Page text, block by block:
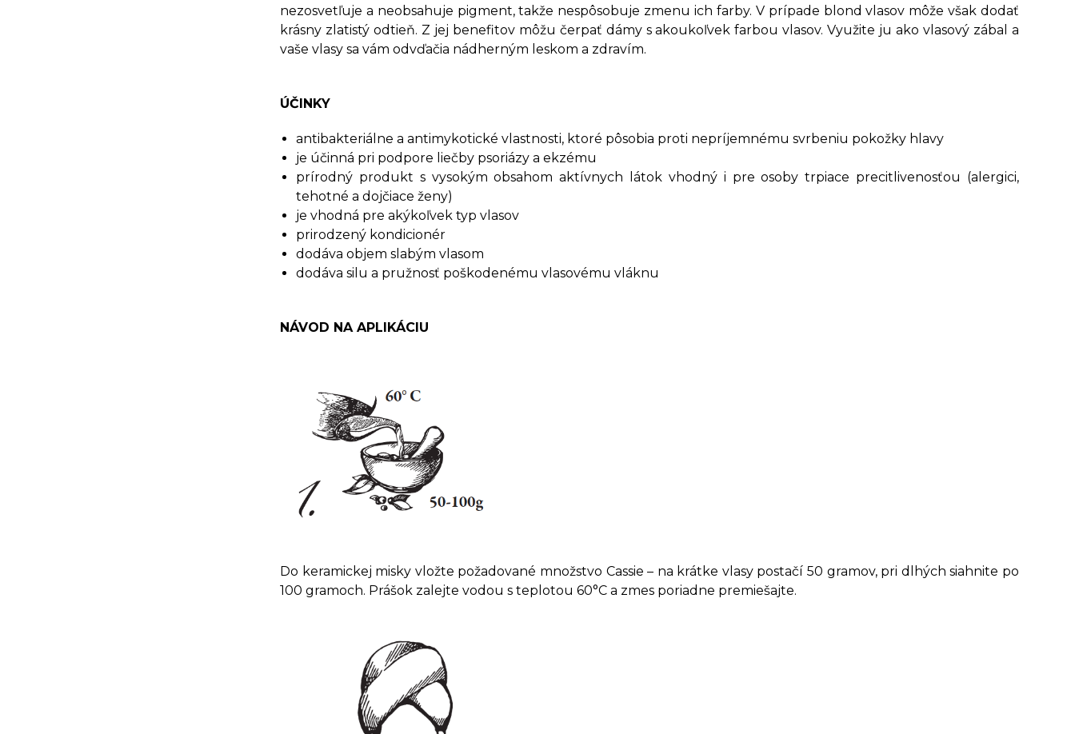
nezosvetľuje a neobsahuje pigment, takže nespôsobuje zmenu ich farby. V prípade blond vlasov môže však dodať
krásny zlatistý odtieň. Z jej benefitov môžu čerpať dámy s akoukoľvek farbou vlasov. Využite ju ako vlasový zábal a
vaše vlasy sa vám odvďačia nádherným leskom a zdravím.
ÚČINKY
antibakteriálne a antimykotické vlastnosti, ktoré pôsobia proti nepríjemnému svrbeniu pokožky hlavy
je účinná pri podpore liečby psoriázy a ekzému
prírodný produkt s vysokým obsahom aktívnych látok vhodný i pre osoby trpiace precitlivenosťou (alergici,
tehotné a dojčiace ženy)
je vhodná pre akýkoľvek typ vlasov
prirodzený kondicionér
dodáva objem slabým vlasom
dodáva silu a pružnosť poškodenému vlasovému vláknu
NÁVOD NA APLIKÁCIU
Do keramickej misky vložte požadované množstvo Cassie – na krátke vlasy postačí 50 gramov, pri dlhých siahnite po
100 gramoch. Prášok zalejte vodou s teplotou 60°C a zmes poriadne premiešajte.